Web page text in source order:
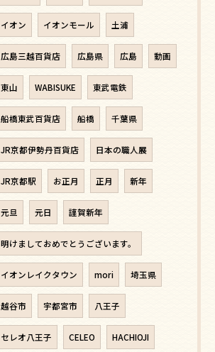
イオン イオンモール 土浦
広島三越百貨店 広島県 広島 動画
東山 WABISUKE 東武電鉄
船橋東武百貨店 船橋 千葉県
JR京都伊勢丹百貨店 日本の職人展
JR京都駅 お正月 正月 新年
元旦 元日 謹賀新年
明けましておめでとうございます。
イオンレイクタウン mori 埼玉県
越谷市 宇都宮市 八王子
セレオ八王子 CELEO HACHIOJI